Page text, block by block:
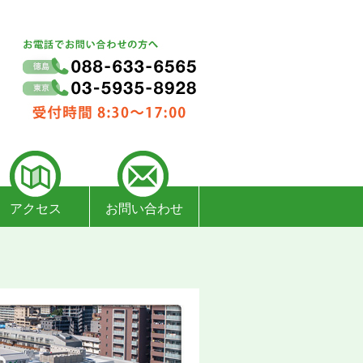
アクセス お問い合わせ